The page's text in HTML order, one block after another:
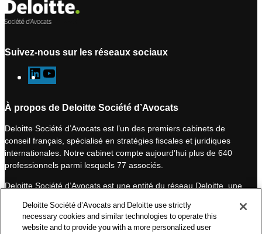
Suivez-nous sur les réseaux sociaux
L
i
k
e
d
I
n
o
T
u
b
e
À propos de Deloitte Société d’Avocats
Deloitte Société d’Avocats est l’un des premiers cabinets de
conseil français, spécialisé en stratégies fiscales et juridiques
internationales. Notre cabinet compte aujourd’hui plus de 640
professionnels parmi lesquels 77 associés.
Deloitte Société d’Avocats est une entité du réseau Deloitte, une
professionnels et à ce titre, travaille avec les 50 000 fiscalistes
et juristes de Deloitte situés dans 150 pays.
Deloitte Société d’Avocats and Deloitte use strictly
necessary cookies and similar technologies to operate this
website and to provide you with a more personalized user